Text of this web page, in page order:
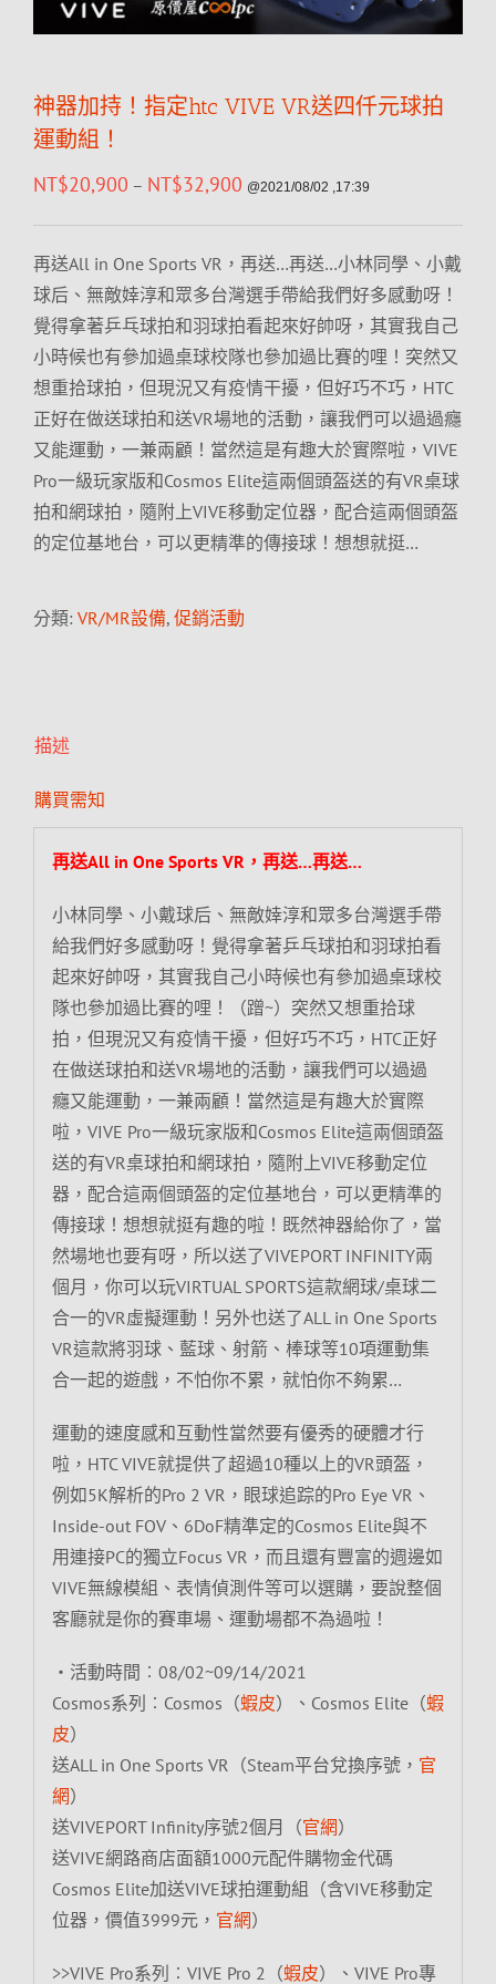
神器加持！指定htc VIVE VR送四仟元球拍
運動組！
NT$20,900 – NT$32,900 @2021/08/02 ,17:39
再送All in One Sports VR，再送…再送…小林同學、小戴
球后、無敵婞淳和眾多台灣選手帶給我們好多感動呀！
覺得拿著乒乓球拍和羽球拍看起來好帥呀，其實我自己
小時候也有參加過桌球校隊也參加過比賽的哩！突然又
想重拾球拍，但現況又有疫情干擾，但好巧不巧，HTC
正好在做送球拍和送VR場地的活動，讓我們可以過過癮
又能運動，一兼兩顧！當然這是有趣大於實際啦，VIVE
Pro一級玩家版和Cosmos Elite這兩個頭盔送的有VR桌球
拍和網球拍，隨附上VIVE移動定位器，配合這兩個頭盔
的定位基地台，可以更精準的傳接球！想想就挺…
分類: VR/MR設備, 促銷活動
描述
購買需知
再送All in One Sports VR，再送…再送…
小林同學、小戴球后、無敵婞淳和眾多台灣選手帶
給我們好多感動呀！覺得拿著乒乓球拍和羽球拍看
起來好帥呀，其實我自己小時候也有參加過桌球校
隊也參加過比賽的哩！（蹭~）突然又想重拾球
拍，但現況又有疫情干擾，但好巧不巧，HTC正好
在做送球拍和送VR場地的活動，讓我們可以過過
癮又能運動，一兼兩顧！當然這是有趣大於實際
啦，VIVE Pro一級玩家版和Cosmos Elite這兩個頭盔
送的有VR桌球拍和網球拍，隨附上VIVE移動定位
器，配合這兩個頭盔的定位基地台，可以更精準的
傳接球！想想就挺有趣的啦！既然神器給你了，當
然場地也要有呀，所以送了VIVEPORT INFINITY兩
個月，你可以玩VIRTUAL SPORTS這款網球/桌球二
合一的VR虛擬運動！另外也送了ALL in One Sports
VR這款將羽球、藍球、射箭、棒球等10項運動集
合一起的遊戲，不怕你不累，就怕你不夠累…
運動的速度感和互動性當然要有優秀的硬體才行
啦，HTC VIVE就提供了超過10種以上的VR頭盔，
例如5K解析的Pro 2 VR，眼球追踪的Pro Eye VR、
Inside-out FOV、6DoF精準定的Cosmos Elite與不
用連接PC的獨立Focus VR，而且還有豐富的週邊如
VIVE無線模組、表情偵測件等可以選購，要說整個
客廳就是你的賽車場、運動場都不為過啦！
‧活動時間︰08/02~09/14/2021
Cosmos系列︰Cosmos（蝦皮）、Cosmos Elite（蝦
皮）
送ALL in One Sports VR（Steam平台兌換序號， 官
網）
送VIVEPORT Infinity序號2個月（官網）
送VIVE網路商店面額1000元配件購物金代碼
Cosmos Elite加送VIVE球拍運動組（含VIVE移動定
位器，價值3999元， 官網）
>>VIVE Pro系列︰VIVE Pro 2（蝦皮）、VIVE Pro專